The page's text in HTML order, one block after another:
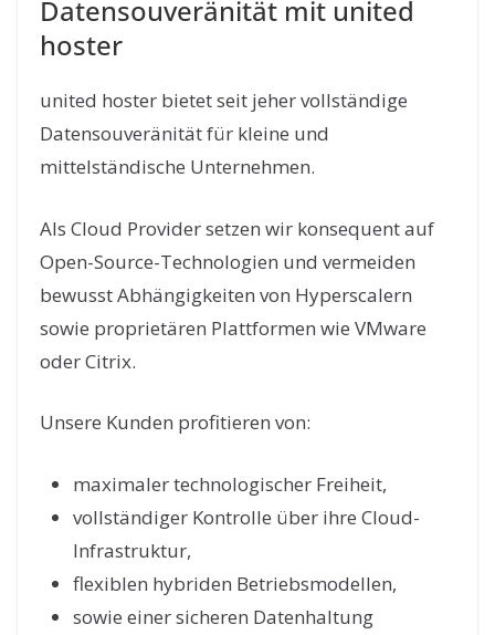
Datensouveränität mit united
hoster
united hoster bietet seit jeher vollständige
Datensouveränität für kleine und
mittelständische Unternehmen.
Als Cloud Provider setzen wir konsequent auf
Open-Source-Technologien und vermeiden
bewusst Abhängigkeiten von Hyperscalern
sowie proprietären Plattformen wie VMware
oder Citrix.
Unsere Kunden profitieren von:
maximaler technologischer Freiheit,
vollständiger Kontrolle über ihre Cloud-
Infrastruktur,
flexiblen hybriden Betriebsmodellen,
sowie einer sicheren Datenhaltung